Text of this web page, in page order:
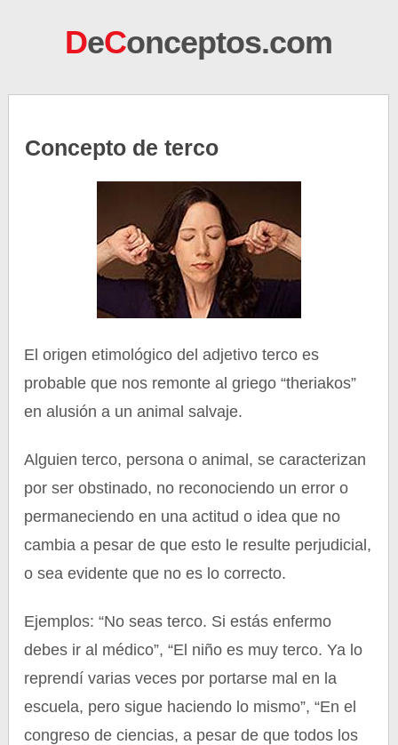
DeConceptos.com
Concepto de terco
El origen etimológico del adjetivo terco es
probable que nos remonte al griego “theriakos”
en alusión a un animal salvaje.
Alguien terco, persona o animal, se caracterizan
por ser obstinado, no reconociendo un error o
permaneciendo en una actitud o idea que no
cambia a pesar de que esto le resulte perjudicial,
o sea evidente que no es lo correcto.
Ejemplos: “No seas terco. Si estás enfermo
debes ir al médico”, “El niño es muy terco. Ya lo
reprendí varias veces por portarse mal en la
escuela, pero sigue haciendo lo mismo”, “En el
congreso de ciencias, a pesar de que todos los